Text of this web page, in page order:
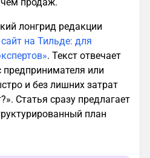
лонгрид редакции
на Тильде: для
. Текст отвечает
предпринимателя или
и без лишних затрат
Статья сразу предлагает
план